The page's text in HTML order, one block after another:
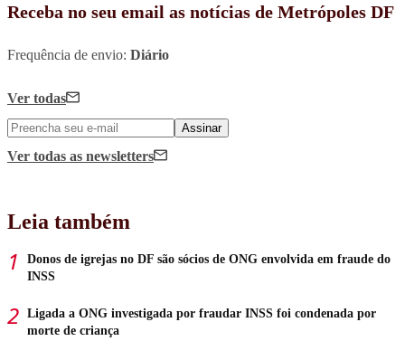
Receba no seu email as notícias de Metrópoles DF
Frequência de envio: Diário
Ver todas
Assinar
Ver todas as newsletters
Leia também
Donos de igrejas no DF são sócios de ONG envolvida em fraude do
INSS
Ligada a ONG investigada por fraudar INSS foi condenada por
morte de criança